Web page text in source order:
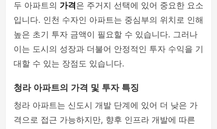
두 아파트의 가격은 주거지 선택에 있어 중요한 요소
입니다. 인천 수자인 아파트는 중심부의 위치로 인해
높은 초기 투자 금액이 필요할 수 있습니다. 그러나
이는 도시의 성장과 더불어 안정적인 투자 수익을 기
대할 수 있는 장점도 있습니다.
청라 아파트의 가격 및 투자 특징
청라 아파트는 신도시 개발 단계에 있어 더 낮은 가
격으로 접근 가능하지만, 향후 인프라 개발에 따른